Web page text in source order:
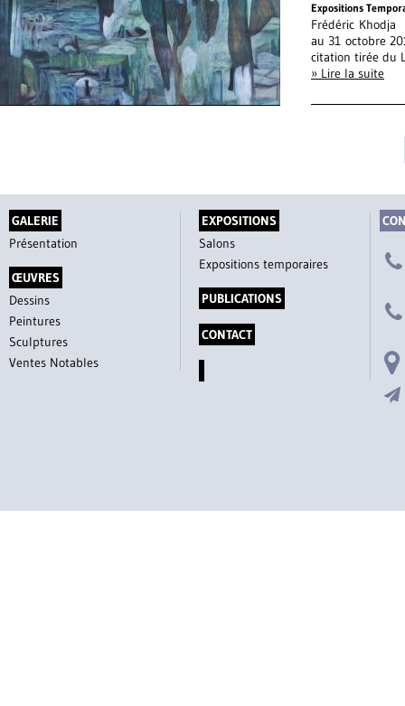
Expositions
Frédéric
au 31 octobre
citation tirée du
» Lire la suite
GALERIE
Présentation
ŒUVRES
Dessins
Peintures
Sculptures
Ventes Notables
EXPOSITIONS
Salons
Expositions temporaires
PUBLICATIONS
CONTACT